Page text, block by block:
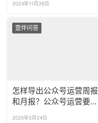
2024年11月26日
壹伴问答
怎样导出公众号运营周报
和月报？公众号运营要看
2025年5月24日